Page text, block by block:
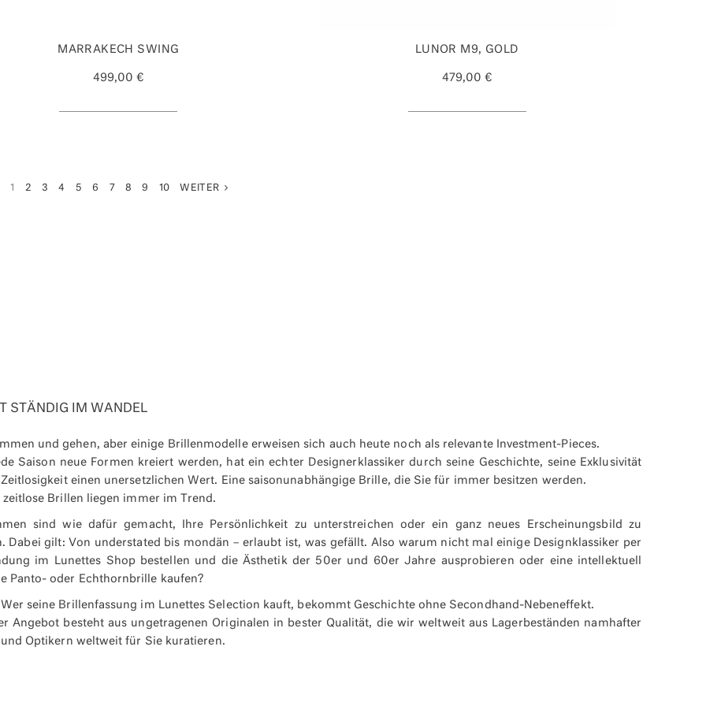
MARRAKECH SWING
499,00 €
LUNOR M9, GOLD
479,00 €
1 2 3 4 5 6 7 8 9 10 WEITER
STÄNDIG IM WANDEL
und gehen, aber einige Brillenmodelle erweisen sich auch heute noch als relevante Investment-Pieces.
Saison neue Formen kreiert werden, hat ein echter Designerklassiker durch seine Geschichte, seine Exklusivität
einen unersetzlichen Wert. Eine saisonunabhängige Brille, die Sie für immer besitzen werden.
zeitlose Brillen liegen immer im Trend.
sind wie dafür gemacht, Ihre Persönlichkeit zu unterstreichen oder ein ganz neues Erscheinungsbild zu
Dabei gilt: Von understated bis mondän – erlaubt ist, was gefällt. Also warum nicht mal einige Designklassiker per
im Lunettes Shop bestellen und die Ästhetik der 50er und 60er Jahre ausprobieren oder eine intellektuell
Panto- oder Echthornbrille kaufen?
seine Brillenfassung im Lunettes Selection kauft, bekommt Geschichte ohne Secondhand-Nebeneffekt.
Angebot besteht aus ungetragenen Originalen in bester Qualität, die wir weltweit aus Lagerbeständen namhafter
Optikern weltweit für Sie kuratieren.